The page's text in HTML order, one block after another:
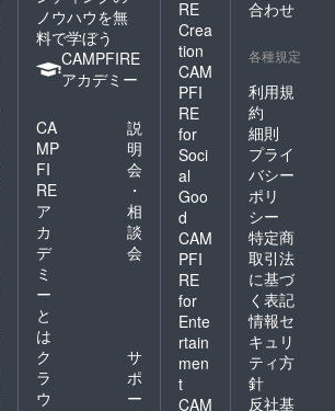
ノウハウを無
料で学ぼう
CAMPFIRE
アカデミー
CA
MP
FI
RE
ア
カ
デ
ミ
ー
と
は
説
明
会
・
相
談
会
ク
ラ
ウ
サ
ポ
ー
RE
Crea
tion
CAM
PFI
RE
for
Soci
al
Goo
d
CAM
PFI
RE
for
Ente
rtain
men
t
CAM
合わせ
各種規定
利用規
約
細則
プライ
バシー
ポリ
シー
特定商
取引法
に基づ
く表記
情報セ
キュリ
ティ方
針
反社基